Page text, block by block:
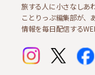
旅する人に小さなしあ
ことりっぷ編集部が、
情報を毎日配信する